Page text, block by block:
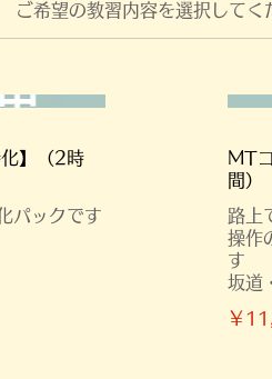
ご希望の教習内容を選択してく
】（2時
パックです
MT
間）
路上
操作
す
坂道
￥